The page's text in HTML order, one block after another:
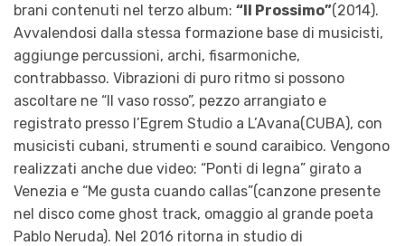
brani contenuti nel terzo album: “Il Prossimo”(2014).
Avvalendosi dalla stessa formazione base di musicisti,
aggiunge percussioni, archi, fisarmoniche,
contrabbasso. Vibrazioni di puro ritmo si possono
ascoltare ne “Il vaso rosso”, pezzo arrangiato e
registrato presso l’Egrem Studio a L’Avana(CUBA), con
musicisti cubani, strumenti e sound caraibico. Vengono
realizzati anche due video: “Ponti di legna” girato a
Venezia e “Me gusta cuando callas”(canzone presente
nel disco come ghost track, omaggio al grande poeta
Pablo Neruda). Nel 2016 ritorna in studio di